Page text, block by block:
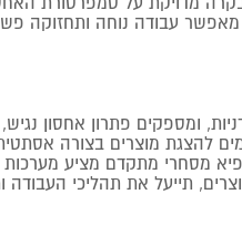
מאפשר עבודה נוחה
ומספקים פתרון אחסון
מוצרים בצורה אסתטית
מסחרי מתקדם מציע מערכות
תייעל את תהליכי העבודה